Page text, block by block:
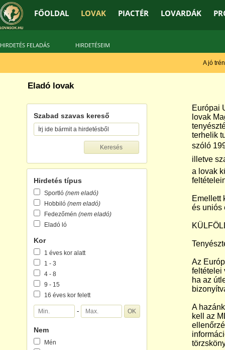
FŐOLDAL LOVAK PIACTÉR LOVARDÁK
HIRDETÉS FELADÁS HIRDETÉSEIM
A jó
Eladó lovak
Szabad szavas kereső
Hirdetés típus
Sportló (nem eladó)
Hobbiló (nem eladó)
Fedezőmén (nem eladó)
Eladó ló
Kor
1 éves kor alatt
1 - 3
4 - 8
9 - 15
16 éves kor felett
-
Nem
Mén
Európai
lovak
terhelik
szóló
illetve
a lovak
Emellett
és uniós
Az
feltételei
ha az
A
kell az